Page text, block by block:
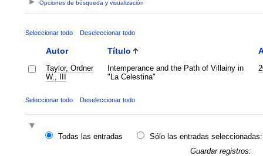
Opciones de búsqueda y visualización
Seleccionar todo Deseleccionar todo
Autor Título
Taylor, Ordner
W., III
Intemperance and the Path of Villainy in
"La Celestina"
Seleccionar todo Deseleccionar todo
Todas las entradas
Sólo las entradas seleccionadas:
Guardar registros: